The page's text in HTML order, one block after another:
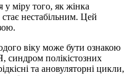
міру того, як жінка
нестабільним. Цей
віку може бути ознакою
полікістозних
та ановуляторні цикли,